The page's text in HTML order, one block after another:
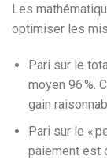
Les
optimiser les
Pari sur le
moyen 96 %.
gain
Pari sur le «
paiement est